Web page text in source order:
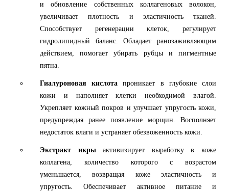
и обновление собственных коллагеновых волокон,
увеличивает плотность и эластичность тканей.
Способствует регенерации клеток, регулирует
гидролипидный баланс. Обладает ранозаживляющим
действием, помогает убирать рубцы и пигментные
пятна.
Гиалуроновая кислота проникает в глубокие слои
кожи и наполняет клетки необходимой влагой.
Укрепляет кожный покров и улучшает упругость кожи,
предупреждая ранее появление морщин. Восполняет
недостаток влаги и устраняет обезвоженность кожи.
Экстракт икры активизирует выработку в коже
коллагена, количество которого с возрастом
уменьшается, возвращая коже эластичность и
упругость. Обеспечивает активное питание и